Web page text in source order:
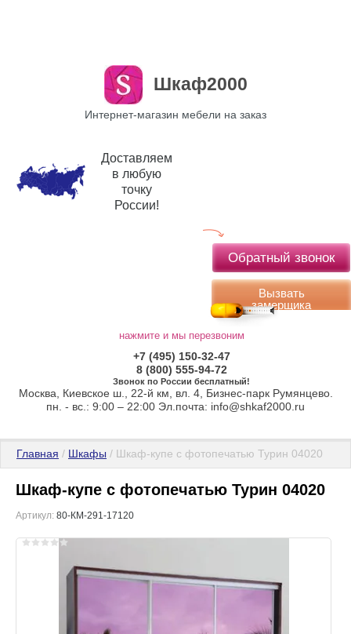
Шкаф2000
Интернет-магазин мебели на заказ
Доставляем
в любую
точку
России!
Обратный звонок
Вызвать
замерщика
нажмите и мы перезвоним
+7 (495) 150-32-47
8 (800) 555-94-72
Звонок по России бесплатный!
Москва, Киевское ш., 22-й км, вл. 4, Бизнес-парк Румянцево.
пн. - вс.: 9:00 – 22:00 Эл.почта: info@shkaf2000.ru
Главная / Шкафы / Шкаф-купе с фотопечатью Турин 04020
Шкаф-купе с фотопечатью Турин 04020
Артикул: 80-КМ-291-17120